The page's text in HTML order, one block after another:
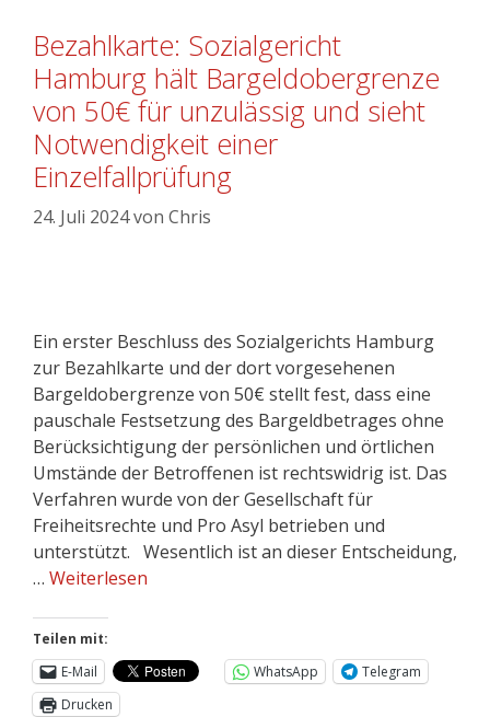
Bezahlkarte: Sozialgericht
Hamburg hält Bargeldobergrenze
von 50€ für unzulässig und sieht
Notwendigkeit einer
Einzelfallprüfung
24. Juli 2024von Chris
Ein erster Beschluss des Sozialgerichts Hamburg
zur Bezahlkarte und der dort vorgesehenen
Bargeldobergrenze von 50€ stellt fest, dass eine
pauschale Festsetzung des Bargeldbetrages ohne
Berücksichtigung der persönlichen und örtlichen
Umstände der Betroffenen ist rechtswidrig ist. Das
Verfahren wurde von der Gesellschaft für
Freiheitsrechte und Pro Asyl betrieben und
unterstützt. Wesentlich ist an dieser Entscheidung,
… Weiterlesen
Teilen mit:
E-Mail
WhatsApp
Telegram
Drucken